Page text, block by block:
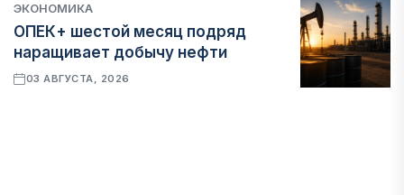
ЭКОНОМИКА
ОПЕК+ шестой месяц подряд
наращивает добычу нефти
03 АВГУСТА, 2026